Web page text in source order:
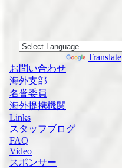
Translate
お問い合わせ
海外支部
名誉委員
海外提携機関
Links
スタッフブログ
FAQ
Video
スポンサー